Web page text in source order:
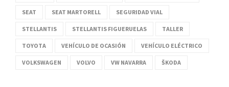
SEAT SEAT MARTORELL SEGURIDAD VIAL
STELLANTIS STELLANTIS FIGUERUELAS TALLER
TOYOTA VEHÍCULO DE OCASIÓN VEHÍCULO ELÉCTRICO
VOLKSWAGEN VOLVO VW NAVARRA ŠKODA